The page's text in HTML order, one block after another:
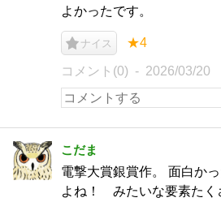
よかったです。
ナイス ★4
コメント(0) 2026/03/20
こだま
電撃大賞銀賞作。 面白か
よね！ みたいな要素たく